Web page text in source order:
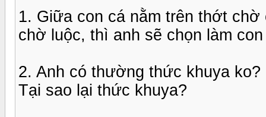
1. Giữa con cá nằm trên thớt
chờ luộc, thì anh sẽ chọn làm
2. Anh có thường thức khuya
Tại sao lại thức khuya?